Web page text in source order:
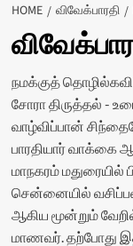
HOME விவேக்பாரதி
நமக்குத்
சோரா திருத்தல் -
வாழ்விப்பான்
பாரதியார் வாக்கை
மாநகரம் மதுரையில்
சென்னையில்
ஆகிய மூன்றும்
மாணவர். தற்போது